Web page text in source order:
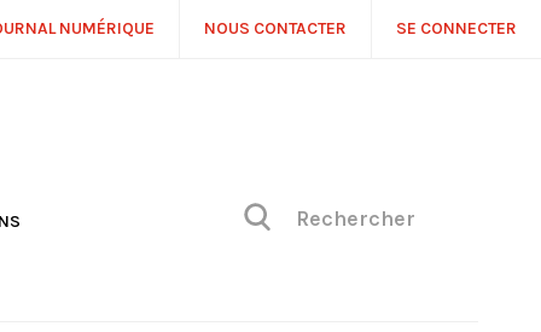
NUMÉRIQUE NOUS CONTACTER SE CONNECTER